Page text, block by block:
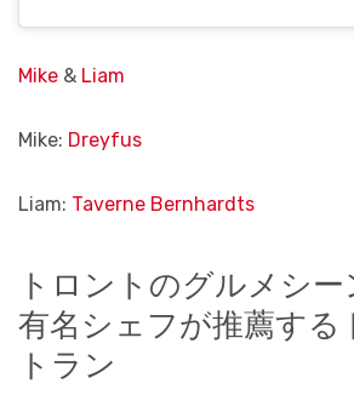
Mike & Liam
Mike: Dreyfus
Liam: Taverne Bernhardts
トロントのグルメシー
有名シェフが推薦する
トラン